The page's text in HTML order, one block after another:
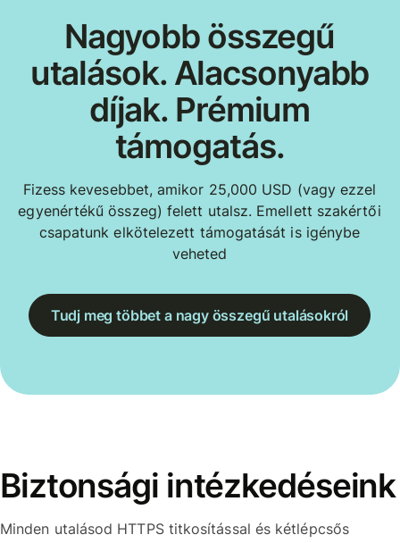
Nagyobb összegű
utalások. Alacsonyabb
díjak. Prémium
támogatás.
Fizess kevesebbet, amikor 25,000 USD (vagy ezzel
egyenértékű összeg) felett utalsz. Emellett szakértői
csapatunk elkötelezett támogatását is igénybe
veheted
Tudj meg többet a nagy összegű utalásokról
Biztonsági intézkedéseink
Minden utalásod HTTPS titkosítással és kétlépcsős